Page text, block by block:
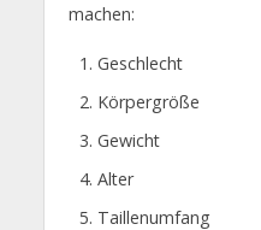
machen:
Geschlecht
Körpergröße
Gewicht
Alter
Taillenumfang